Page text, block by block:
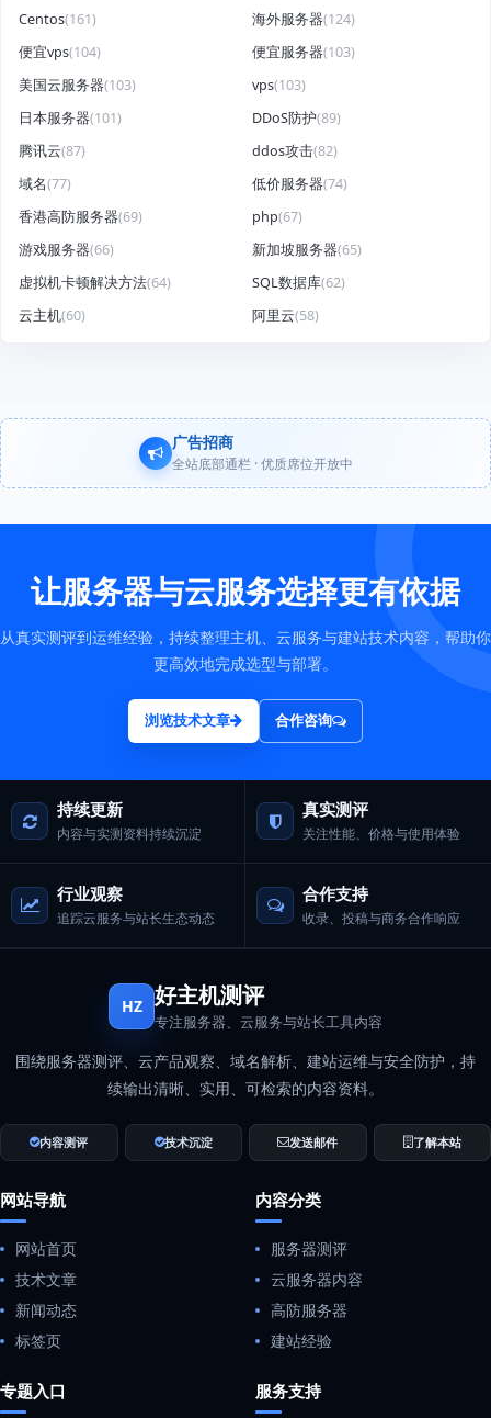
Centos(161) 海外服务器(124)
便宜vps(104) 便宜服务器(103)
美国云服务器(103) vps(103)
日本服务器(101) DDoS防护(89)
腾讯云(87) ddos攻击(82)
域名(77) 低价服务器(74)
香港高防服务器(69) php(67)
游戏服务器(66) 新加坡服务器(65)
虚拟机卡顿解决方法(64) SQL数据库(62)
云主机(60) 阿里云(58)
广告招商
全站底部通栏 · 优质席位开放中
让服务器与云服务选择更有依据
从真实测评到运维经验，持续整理主机、云服务与建站技术内容，帮助你
更高效地完成选型与部署。
浏览技术文章 合作咨询
持续更新
内容与实测资料持续沉淀
真实测评
关注性能、价格与使用体验
行业观察
追踪云服务与站长生态动态
合作支持
收录、投稿与商务合作响应
HZ 好主机测评
专注服务器、云服务与站长工具内容
围绕服务器测评、云产品观察、域名解析、建站运维与安全防护，持
续输出清晰、实用、可检索的内容资料。
内容测评 技术沉淀 发送邮件 了解本站
网站导航
网站首页
技术文章
新闻动态
标签页
内容分类
服务器测评
云服务器内容
高防服务器
建站经验
专题入口 服务支持